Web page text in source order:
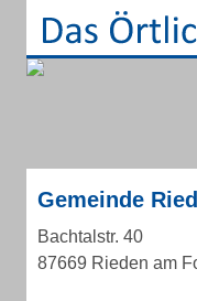
Gemeinde
Bachtalstr. 40
87669 Rieden am